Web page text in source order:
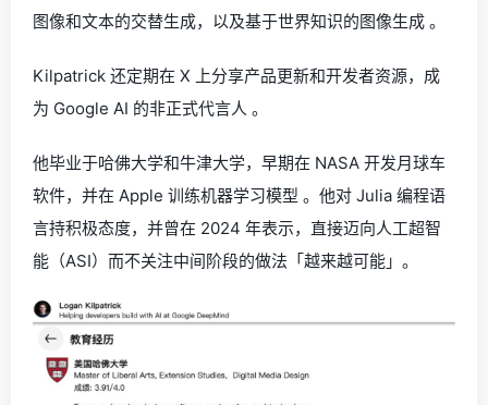
图像和文本的交替生成，以及基于世界知识的图像生成 。
Kilpatrick 还定期在 X 上分享产品更新和开发者资源，成
为 Google AI 的非正式代言人 。
他毕业于哈佛大学和牛津大学，早期在 NASA 开发月球车
软件，并在 Apple 训练机器学习模型 。他对 Julia 编程语
言持积极态度，并曾在 2024 年表示，直接迈向人工超智
能（ASI）而不关注中间阶段的做法「越来越可能」。